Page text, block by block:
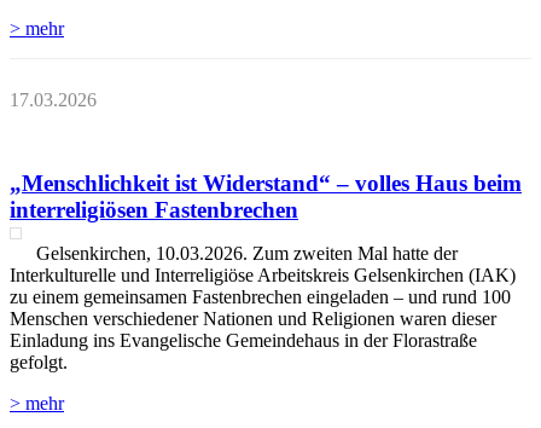
> mehr
17.03.2026
„Menschlichkeit ist Widerstand“ – volles Haus beim
interreligiösen Fastenbrechen
Gelsenkirchen, 10.03.2026. Zum zweiten Mal hatte der
Interkulturelle und Interreligiöse Arbeitskreis Gelsenkirchen (IAK)
zu einem gemeinsamen Fastenbrechen eingeladen – und rund 100
Menschen verschiedener Nationen und Religionen waren dieser
Einladung ins Evangelische Gemeindehaus in der Florastraße
gefolgt.
> mehr